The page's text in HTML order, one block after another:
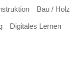
Bau / Holz
Digitales Lernen